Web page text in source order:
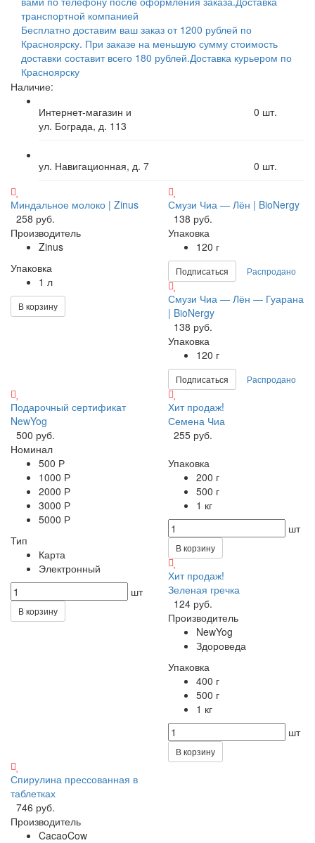
транспортной компанией
Бесплатно доставим ваш заказ от 1200 рублей по
Красноярску. При заказе на меньшую сумму стоимость
доставки составит всего 180 рублей.Доставка курьером по
Красноярску
Наличие:
Интернет-магазин и
ул. Бограда, д. 113
0 шт.
ул. Навигационная, д. 7 0 шт.
Миндальное молоко | Zinus
258 руб.
Производитель
Zinus
Упаковка
1 л
В корзину
Смузи Чиа — Лён | BioNergy
138 руб.
Упаковка
120 г
Подписаться Распродано
Смузи Чиа — Лён — Гуарана
| BioNergy
138 руб.
Упаковка
120 г
Подписаться Распродано
Подарочный сертификат
NewYog
500 руб.
Номинал
500 Р
1000 Р
2000 Р
3000 Р
5000 Р
Тип
Карта
Электронный
шт
В корзину
Хит продаж!
Семена Чиа
255 руб.
Упаковка
200 г
500 г
1 кг
шт
В корзину
Хит продаж!
Зеленая гречка
124 руб.
Производитель
NewYog
Здороведа
Упаковка
400 г
500 г
1 кг
шт
В корзину
Спирулина прессованная в
таблетках
746 руб.
Производитель
CacaoCow